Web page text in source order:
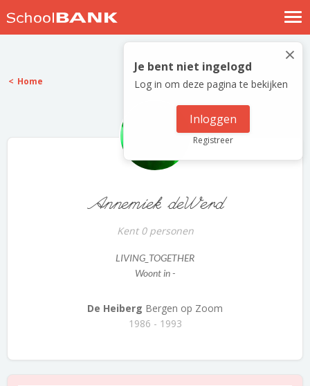
Nostalgische verhalen
Log in
Meld je gratis aan
×
Je bent niet ingelogd
Log in om deze pagina te bekijken
Inloggen
Registreer
Home
Annemiek deWerd
Kent 0 personen
LIVING_TOGETHER
Woont in -
De Heiberg Bergen op Zoom
1986 - 1993